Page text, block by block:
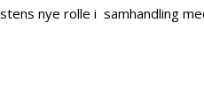
nye rolle i samhandling